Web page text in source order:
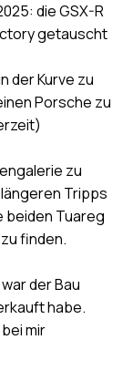
die GSX-R
getauscht
der Kurve zu
Porsche zu
zu
Tripps
beiden Tuareg
finden.
der Bau
habe.
mir